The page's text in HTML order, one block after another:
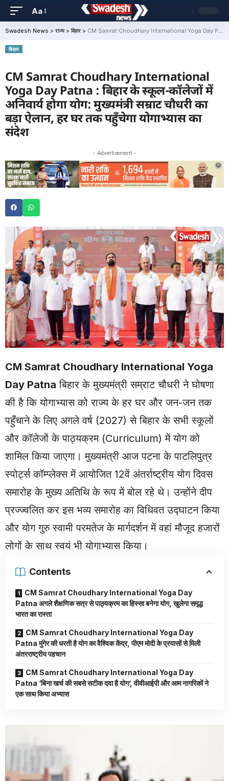
Aa
Swadesh News > राज्य> बिहार > CM Samrat Choudhary International Yoga Day Patna : बिहार के स्कूल-कॉलेजों में अनिवार्य होगा योग: मुख्यमंत्री सम्राट चौधरी का बड़ा ऐलान, हर घर तक पहुँचेगा योगाभ्यास का संदेश
बिहार
CM Samrat Choudhary International
Yoga Day Patna : बिहार के स्कूल-कॉलेजों में
अनिवार्य होगा योग: मुख्यमंत्री सम्राट चौधरी का
बड़ा ऐलान, हर घर तक पहुँचेगा योगाभ्यास का
संदेश
- Advertisement -
CM Samrat Choudhary International Yoga
Day Patna बिहार के मुख्यमंत्री सम्राट चौधरी ने घोषणा
की है कि योगाभ्यास को राज्य के हर घर और जन-जन तक
पहुँचाने के लिए अगले वर्ष (2027) से बिहार के सभी स्कूलों
और कॉलेजों के पाठ्यक्रम (Curriculum) में योग को
शामिल किया जाएगा। मुख्यमंत्री आज पटना के पाटलिपुत्र
स्पोर्ट्स कॉम्प्लेक्स में आयोजित 12वें अंतर्राष्ट्रीय योग दिवस
समारोह के मुख्य अतिथि के रूप में बोल रहे थे। उन्होंने दीप
प्रज्ज्वलित कर इस भव्य समारोह का विधिवत उद्घाटन किया
और योग गुरु स्वामी परमतेज के मार्गदर्शन में वहां मौजूद हजारों
लोगों के साथ स्वयं भी योगाभ्यास किया।
Contents
CM Samrat Choudhary International Yoga Day
Patna अगले शैक्षणिक सत्र से पाठ्यक्रम का हिस्सा बनेगा योग, खुलेगा समृद्ध
भारत का रास्ता
CM Samrat Choudhary International Yoga Day
Patna मुंगेर की धरती है योग का वैश्विक केंद्र, पीएम मोदी के प्रयासों से मिली
अंतरराष्ट्रीय पहचान
CM Samrat Choudhary International Yoga Day
Patna ‘बिना खर्च की सबसे सटीक दवा है योग’, वीवीआईपी और आम नागरिकों ने
एक साथ किया अभ्यास